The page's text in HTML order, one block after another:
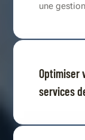
une
Optimiser
services